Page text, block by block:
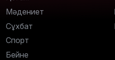
Мәдениет
Сұхбат
Спорт
Бейне